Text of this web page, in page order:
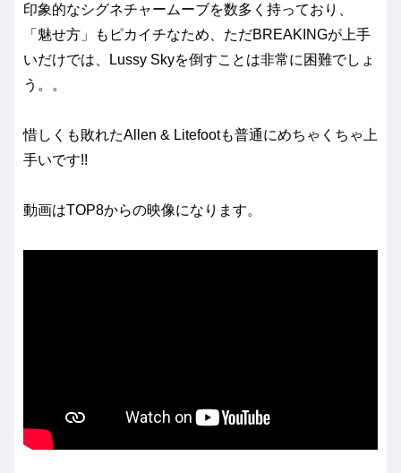
印象的なシグネチャームーブを数多く持っており、
「魅せ方」もピカイチなため、ただBREAKINGが上手
いだけでは、Lussy Skyを倒すことは非常に困難でしょ
う。。
惜しくも敗れたAllen & Litefootも普通にめちゃくちゃ上
手いです!!
動画はTOP8からの映像になります。